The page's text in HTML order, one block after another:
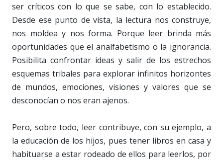
ser críticos con lo que se sabe, con lo establecido.
Desde ese punto de vista, la lectura nos construye,
nos moldea y nos forma. Porque leer brinda más
oportunidades que el analfabetismo o la ignorancia.
Posibilita confrontar ideas y salir de los estrechos
esquemas tribales para explorar infinitos horizontes
de mundos, emociones, visiones y valores que se
desconocían o nos eran ajenos.
Pero, sobre todo, leer contribuye, con su ejemplo, a
la educación de los hijos, pues tener libros en casa y
habituarse a estar rodeado de ellos para leerlos, por